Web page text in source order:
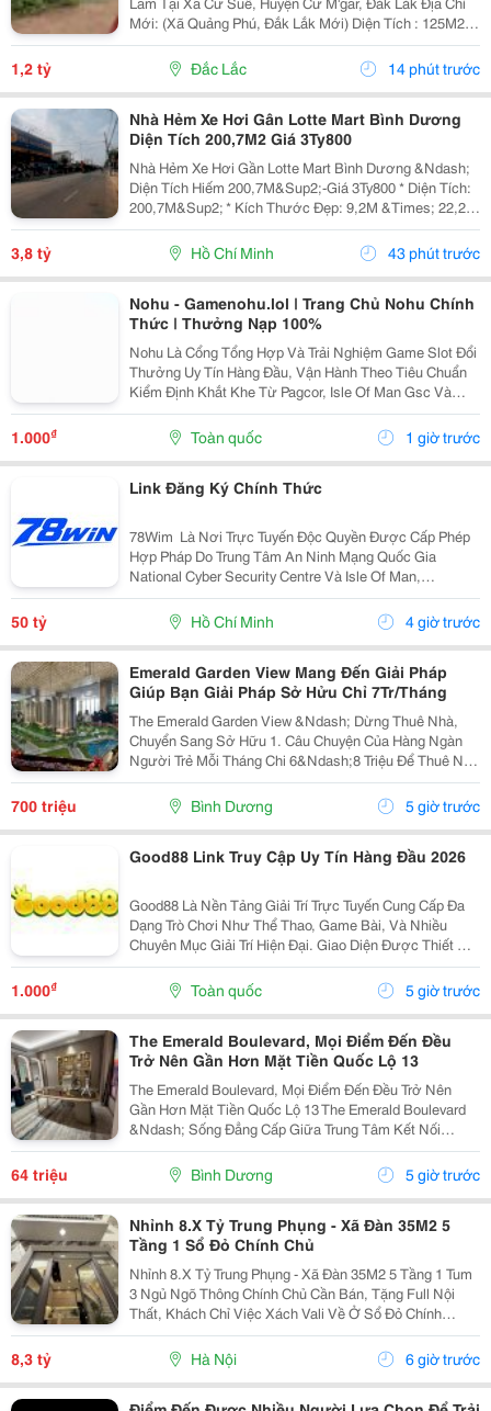
Mới: (Xã Quảng Phú, Đắk Lắk Mới) Diện Tích : 125M2,
75M2 Thổ Cư. Nở Hậu Giá Bán: 1,2 Tỷ(Có Thương
Lượng) - Vị Trí Đẹp Giao Thông Thuận Lợi, Đất...
1,2 tỷ Đắc Lắc 14 phút trước
Nhà Hẻm Xe Hơi Gân Lotte Mart Bình Dương
Diện Tích 200,7M2 Giá 3Ty800
Nhà Hẻm Xe Hơi Gần Lotte Mart Bình Dương &Ndash;
Diện Tích Hiếm 200,7M&Sup2;-Giá 3Ty800 * Diện Tích:
200,7M&Sup2; * Kích Thước Đẹp: 9,2M &Times; 22,2M
* Nhà Cấp 4 Gồm 3 Phòng Ngủ, 1 Wc * Hẻm Xe Hơi
Rộng, Ô Tô Vào Tận Nhà * Hướng Đông Nam, Đất...
3,8 tỷ Hồ Chí Minh 43 phút trước
Nohu - Gamenohu.lol | Trang Chủ Nohu Chính
Thức | Thưởng Nạp 100%
Nohu Là Cổng Tổng Hợp Và Trải Nghiệm Game Slot Đổi
Thưởng Uy Tín Hàng Đầu, Vận Hành Theo Tiêu Chuẩn
Kiểm Định Khắt Khe Từ Pagcor, Isle Of Man Gsc Và
Curacao Egaming. Tích Hợp Chứng Nhận Bảo Mật
Geotrust Giao Thức Ssl 256-Bit, Trang Web
Gamenohu.lol...
1.000₫ Toàn quốc 1 giờ trước
Link Đăng Ký Chính Thức
78Wim ⁠ Là Nơi Trực Tuyến Độc Quyền Được Cấp Phép
Hợp Pháp Do Trung Tâm An Ninh Mạng Quốc Gia
National Cyber Security Centre Và Isle Of Man,
Cagayan,Và Pagcor Cấp Phép. Những Giấy Phép Khẳng
Định Sân Chơi Này An Toàn Và Minh Bạch Thu Hút Hơn
10 Triệu...
50 tỷ Hồ Chí Minh 4 giờ trước
Emerald Garden View Mang Đến Giải Pháp
Giúp Bạn Giải Pháp Sở Hửu Chỉ 7Tr/Tháng
The Emerald Garden View &Ndash; Dừng Thuê Nhà,
Chuyển Sang Sở Hữu 1. Câu Chuyện Của Hàng Ngàn
Người Trẻ Mỗi Tháng Chi 6&Ndash;8 Triệu Để Thuê Nhà
Nhưng Tài Sản Vẫn Là Con Số 0. Emerald Garden View
Mang Đến Giải Pháp Giúp Bạn Chuyển Tiền Thuê Nhà...
700 triệu Bình Dương 5 giờ trước
Good88 Link Truy Cập Uy Tín Hàng Đầu 2026
Good88 Là Nền Tảng Giải Trí Trực Tuyến Cung Cấp Đa
Dạng Trò Chơi Như Thể Thao, Game Bài, Và Nhiều
Chuyên Mục Giải Trí Hiện Đại. Giao Diện Được Thiết Kế
Trực Quan, Thân Thiện Với Người Dùng Trên Cả Điện
Thoại Và Máy Tính. Hệ Thống Bảo Mật Hiện Đại...
1.000₫ Toàn quốc 5 giờ trước
The Emerald Boulevard, Mọi Điểm Đến Đều
Trở Nên Gần Hơn Mặt Tiền Quốc Lộ 13
The Emerald Boulevard, Mọi Điểm Đến Đều Trở Nên
Gần Hơn Mặt Tiền Quốc Lộ 13 The Emerald Boulevard
&Ndash; Sống Đẳng Cấp Giữa Trung Tâm Kết Nối
Tp.hcm Bạn Đang Tìm Một Căn Hộ Vừa Để Ở, Vừa Có
Tiềm Năng Đầu Tư Mạnh? The Emerald Boulevard
Chính Là...
64 triệu Bình Dương 5 giờ trước
Nhỉnh 8.X Tỷ Trung Phụng - Xã Đàn 35M2 5
Tầng 1 Sổ Đỏ Chính Chủ
Nhỉnh 8.X Tỷ Trung Phụng - Xã Đàn 35M2 5 Tầng 1 Tum
3 Ngủ Ngõ Thông Chính Chủ Cần Bán, Tặng Full Nội
Thất, Khách Chỉ Việc Xách Vali Về Ở Sổ Đỏ Chính
Chủ(Nói Không Với Quy Hoạch) Mr Cường 0936161345
8,3 tỷ Hà Nội 6 giờ trước